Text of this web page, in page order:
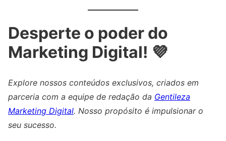
Desperte o poder do
Marketing Digital! 💜
Explore nossos conteúdos exclusivos, criados em
parceria com a equipe de redação da Gentileza
Marketing Digital. Nosso propósito é impulsionar o
seu sucesso.